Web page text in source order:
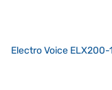
Electro Voice ELX200-